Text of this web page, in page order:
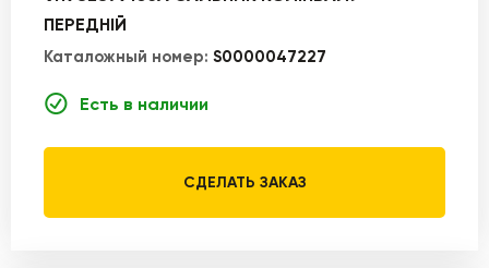
ПЕРЕДНІЙ
Каталожный номер: S0000047227
Есть в наличии
СДЕЛАТЬ ЗАКАЗ